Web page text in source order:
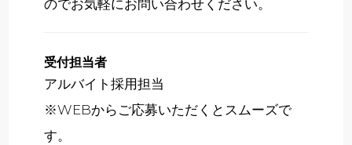
のでお気軽にお問い合わせください。
受付担当者
アルバイト採用担当
※WEBからご応募いただくとスムーズで
す。